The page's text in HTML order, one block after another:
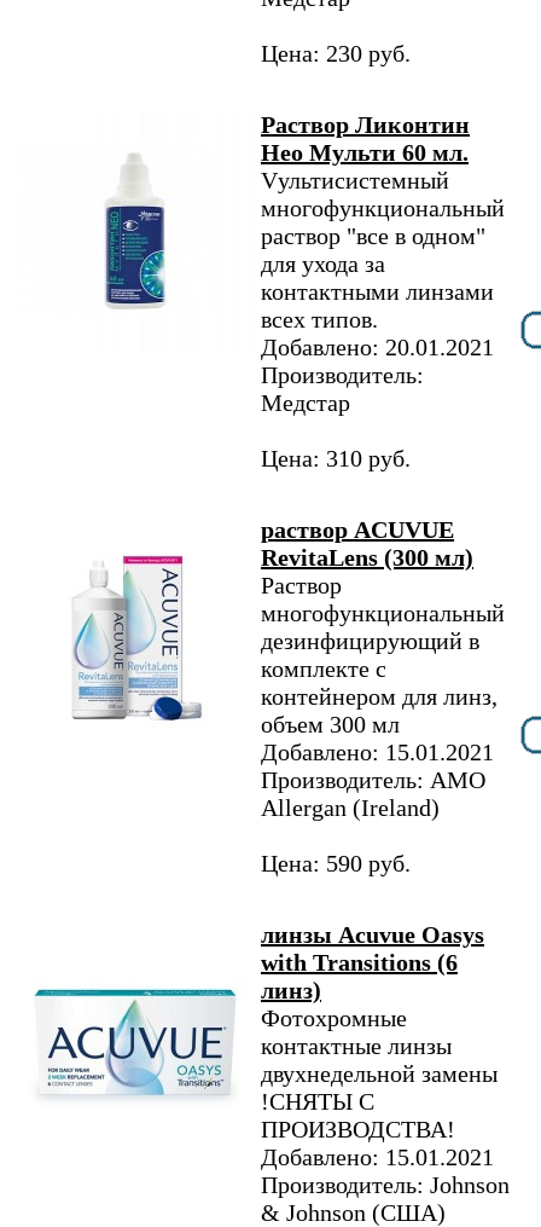
Цена: 230 руб.
Раствор Ликонтин
Нео Мульти 60 мл.
Vультисистемный
многофункциональный
раствор "все в одном"
для ухода за
контактными линзами
всех типов.
Добавлено: 20.01.2021
Производитель:
Медстар
Цена: 310 руб.
раствор ACUVUE
RevitaLens (300 мл)
Раствор
многофункциональный
дезинфицирующий в
комплекте с
контейнером для линз,
объем 300 мл
Добавлено: 15.01.2021
Производитель: AMO
Allergan (Ireland)
Цена: 590 руб.
линзы Acuvue Oasys
with Transitions (6
линз)
Фотохромные
контактные линзы
двухнедельной замены
!СНЯТЫ С
ПРОИЗВОДСТВА!
Добавлено: 15.01.2021
Производитель: Johnson
& Johnson (США)